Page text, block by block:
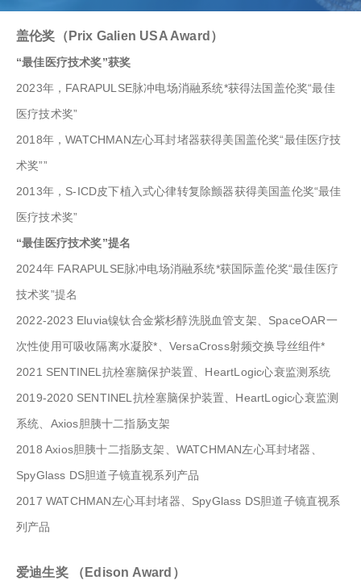
盖伦奖（Prix Galien USA Award）
“最佳医疗技术奖”获奖
2023年，FARAPULSE脉冲电场消融系统*获得法国盖伦奖“最佳
医疗技术奖”
2018年，WATCHMAN左心耳封堵器获得美国盖伦奖“最佳医疗技
术奖””
2013年，S-ICD皮下植入式心律转复除颤器获得美国盖伦奖“最佳
医疗技术奖”
“最佳医疗技术奖”提名
2024年 FARAPULSE脉冲电场消融系统*获国际盖伦奖“最佳医疗
技术奖”提名
2022-2023 Eluvia镍钛合金紫杉醇洗脱血管支架、SpaceOAR一
次性使用可吸收隔离水凝胶*、VersaCross射频交换导丝组件*
2021 SENTINEL抗栓塞脑保护装置、HeartLogic心衰监测系统
2019-2020 SENTINEL抗栓塞脑保护装置、HeartLogic心衰监测
系统、Axios胆胰十二指肠支架
2018 Axios胆胰十二指肠支架、WATCHMAN左心耳封堵器、
SpyGlass DS胆道子镜直视系列产品
2017 WATCHMAN左心耳封堵器、SpyGlass DS胆道子镜直视系
列产品
爱迪生奖 （Edison Award）